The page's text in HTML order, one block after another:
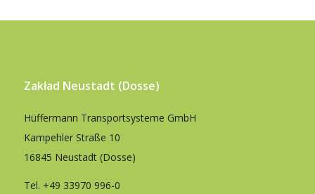
Zakład Neustadt (Dosse)
Hüffermann Transportsysteme GmbH
Kampehler Straße 10
16845 Neustadt (Dosse)
Tel. +49 33970 996-0